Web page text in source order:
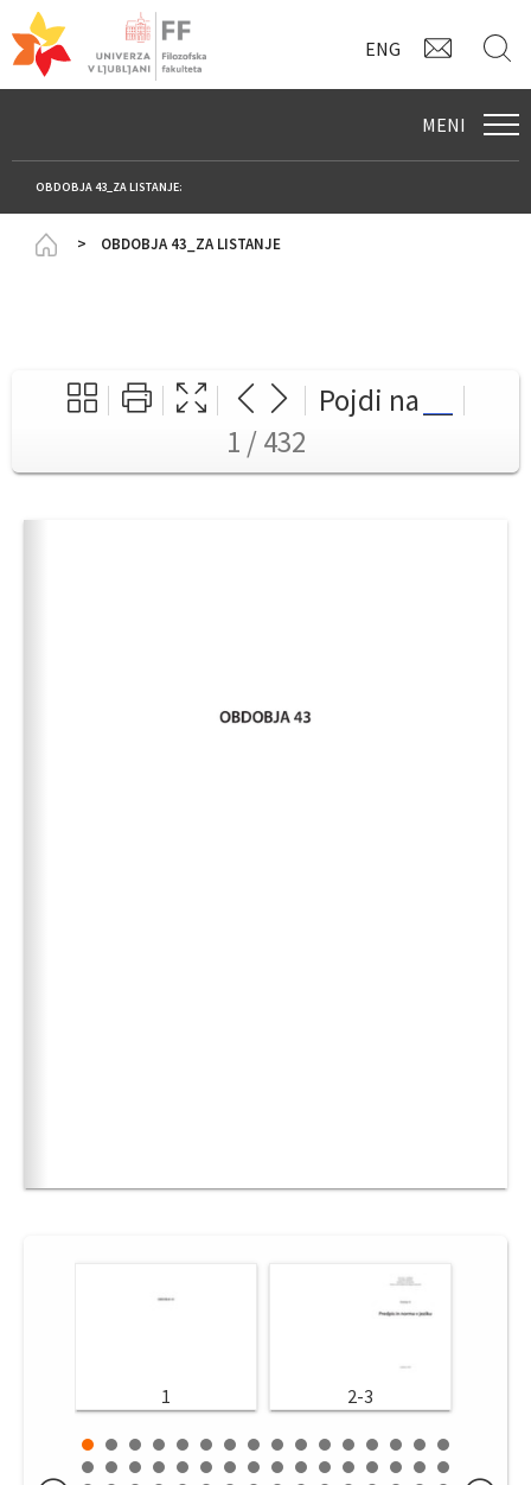
ENG
MENI
OBDOBJA 43_ZA LISTANJE:
HomepageOBDOBJA 43_ZA LISTANJE
Pojdi na
1 / 432
1 2-3